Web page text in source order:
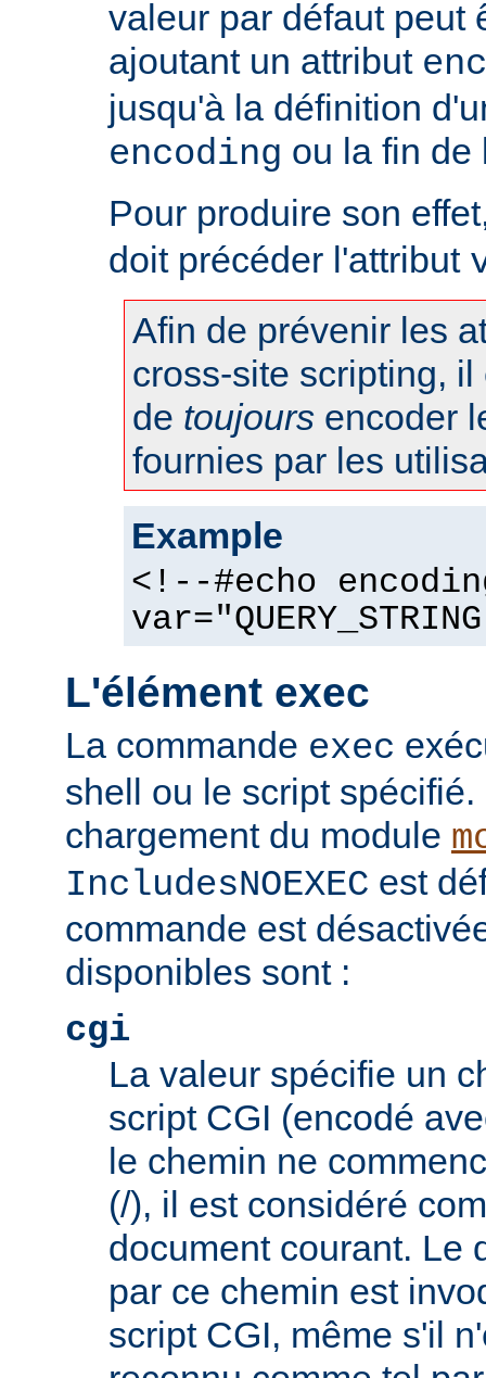
valeur par défaut peut
ajoutant un attribut
jusqu'à la définition
encoding ou la fin de
Pour produire son
doit précéder l'attribut
Afin de prévenir les
cross-site scripting,
de toujours encoder
fournies par les
Example
<!--#echo
L'élément exec
La commande exec
shell ou le script
chargement du module
IncludesNOEXEC est
commande est
disponibles sont :
cgi
La valeur spécifie un
script CGI (encodé
le chemin ne
(/), il est considéré
document courant. Le
par ce chemin est
script CGI, même s'il